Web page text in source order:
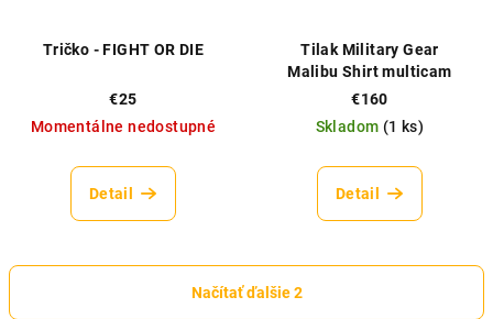
Tričko - FIGHT OR DIE
€25
Momentálne nedostupné
Detail
Malibu Shirt multicam
Tilak Military Gear
€160
Skladom (1 ks)
Detail
Načítať ďalšie 2